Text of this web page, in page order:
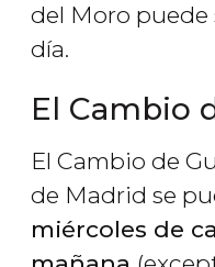
del Moro puede
día.
El Cambio
El Cambio de
de Madrid se
miércoles de